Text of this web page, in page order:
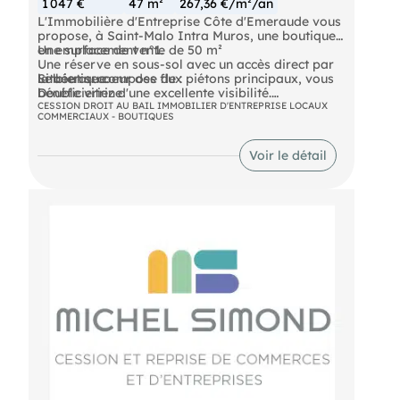
1 047 € 47 m²
267,36 €/m²/an
L'Immobilière d'Entreprise Côte d'Emeraude vous
propose, à Saint-Malo Intra Muros, une boutique
en emplacement n°1.
Le bien se compose de :
Une surface de vente de 50 m²
Une réserve en sous-sol avec un accès direct par
la boutique
Double vitrine
Située au coeur des flux piétons principaux, vous
bénéficieriez d'une excellente visibilité.
DPE En cours
CESSION DROIT AU BAIL IMMOBILIER D'ENTREPRISE LOCAUX
COMMERCIAUX - BOUTIQUES
Voir le détail